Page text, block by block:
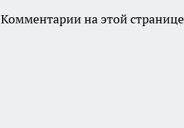
Комментарии на этой